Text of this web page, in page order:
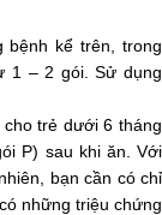
bệnh kể trên, trong
1 – 2 gói. Sử dụng
trẻ dưới 6 tháng
P) sau khi ăn. Với
bạn cần có chỉ
những triệu chứng